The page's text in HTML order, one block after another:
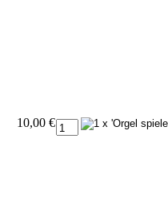
10,00 €